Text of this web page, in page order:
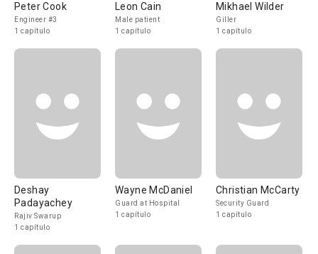
Peter Cook
Engineer #3
1 capítulo
Leon Cain
Male patient
1 capítulo
Mikhael Wilder
Giller
1 capítulo
Deshay
Padayachey
Rajiv Swarup
1 capítulo
Wayne McDaniel
Guard at Hospital
1 capítulo
Christian McCarty
Security Guard
1 capítulo